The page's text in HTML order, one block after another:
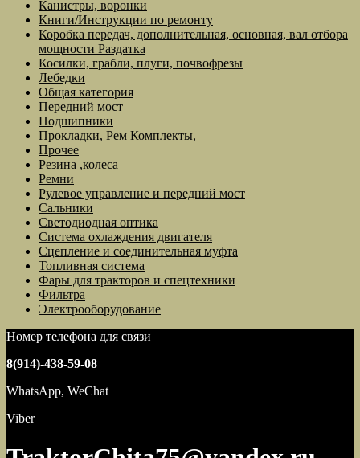
Канистры, воронки
Книги/Инструкции по ремонту
Коробка передач, дополнительная, основная, вал отбора
мощности Раздатка
Косилки, грабли, плуги, почвофрезы
Лебедки
Общая категория
Передний мост
Подшипники
Прокладки, Рем Комплекты,
Прочее
Резина ,колеса
Ремни
Рулевое управление и передний мост
Сальники
Светодиодная оптика
Система охлаждения двигателя
Сцепление и соединительная муфта
Топливная система
Фары для тракторов и спецтехники
Фильтра
Электрооборудование
Номер телефона для связи
8(914)-438-59-08
WhatsApp, WeChat
Viber